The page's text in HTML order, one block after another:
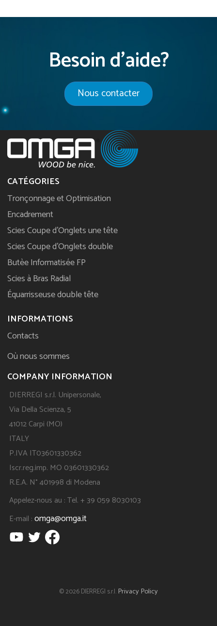
Besoin d'aide?
Nous contacter
CATÉGORIES
Tronçonnage et Optimisation
Encadrement
Scies Coupe d'Onglets une tête
Scies Coupe d'Onglets double
Butèe Informatisée FP
Scies à Bras Radial
Équarrisseuse double tête
INFORMATIONS
Contacts
Où nous sommes
COMPANY INFORMATION
DIERREGI s.r.l. Unipersonale,
Via Della Scienza, 5
41012 Carpi (MO)
ITALY
P.IVA IT03601330362
Iscr.reg.imp. MO 03601330362
R.E.A. N° 401998 di Modena
Appelez-nous au : Tel. + 39 059 8030103
E-mail :omga@omga.it
© 2026 DIERREGI s.r.l. Privacy Policy